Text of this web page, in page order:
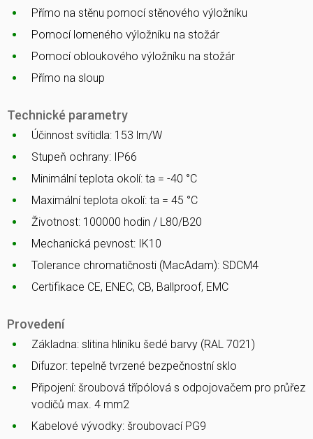
Přímo na stěnu pomocí stěnového výložníku
Pomocí lomeného výložníku na stožár
Pomocí obloukového výložníku na stožár
Přímo na sloup
Technické parametry
Účinnost svítidla: 153 lm/W
Stupeň ochrany: IP66
Minimální teplota okolí: ta = -40 °C
Maximální teplota okolí: ta = 45 °C
Životnost: 100000 hodin / L80/B20
Mechanická pevnost: IK10
Tolerance chromatičnosti (MacAdam): SDCM4
Certifikace CE, ENEC, CB, Ballproof, EMC
Provedení
Základna: slitina hliníku šedé barvy (RAL 7021)
Difuzor: tepelně tvrzené bezpečnostní sklo
Připojení: šroubová třípólová s odpojovačem pro průřez
vodičů max. 4 mm2
Kabelové vývodky: šroubovací PG9